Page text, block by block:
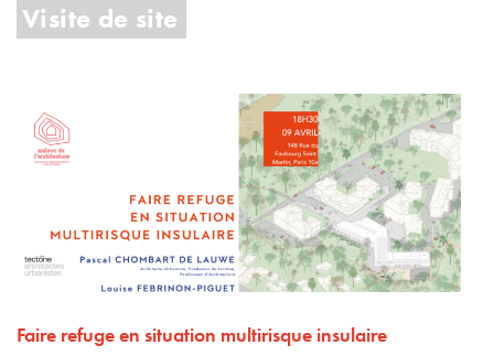
Visite de site
Faire refuge en situation multirisque insulaire